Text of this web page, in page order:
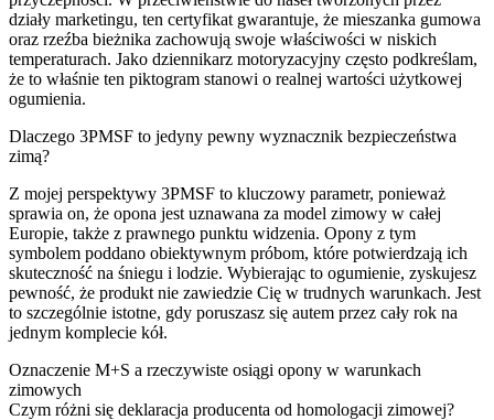
działy marketingu, ten certyfikat gwarantuje, że mieszanka gumowa
oraz rzeźba bieżnika zachowują swoje właściwości w niskich
temperaturach. Jako dziennikarz motoryzacyjny często podkreślam,
że to właśnie ten piktogram stanowi o realnej wartości użytkowej
ogumienia.
Dlaczego 3PMSF to jedyny pewny wyznacznik bezpieczeństwa
zimą?
Z mojej perspektywy 3PMSF to kluczowy parametr, ponieważ
sprawia on, że opona jest uznawana za model zimowy w całej
Europie, także z prawnego punktu widzenia. Opony z tym
symbolem poddano obiektywnym próbom, które potwierdzają ich
skuteczność na śniegu i lodzie. Wybierając to ogumienie, zyskujesz
pewność, że produkt nie zawiedzie Cię w trudnych warunkach. Jest
to szczególnie istotne, gdy poruszasz się autem przez cały rok na
jednym komplecie kół.
Oznaczenie M+S a rzeczywiste osiągi opony w warunkach
zimowych
Czym różni się deklaracja producenta od homologacji zimowej?